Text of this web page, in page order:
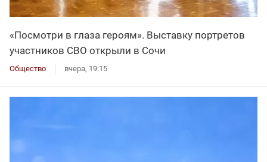
«Посмотри в глаза героям». Выставку портретов
участников СВО открыли в Сочи
Общество вчера, 19:15